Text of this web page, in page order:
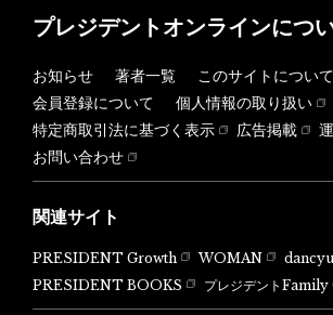
プレジデントオンラインにつ
お知らせ 著者一覧
このサイトについて
会員登録について
個人情報の取り扱い
特定商取引法に基づく表示
広告掲載
お問い合わせ
関連サイト
PRESIDENT Growth WOMAN dancyu
PRESIDENT BOOKS
プレジデント